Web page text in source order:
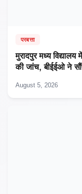
परबत्ता
मुरादपुर मध्य विद्यालय
की जांच, बीईईओ ने
August 5, 2026